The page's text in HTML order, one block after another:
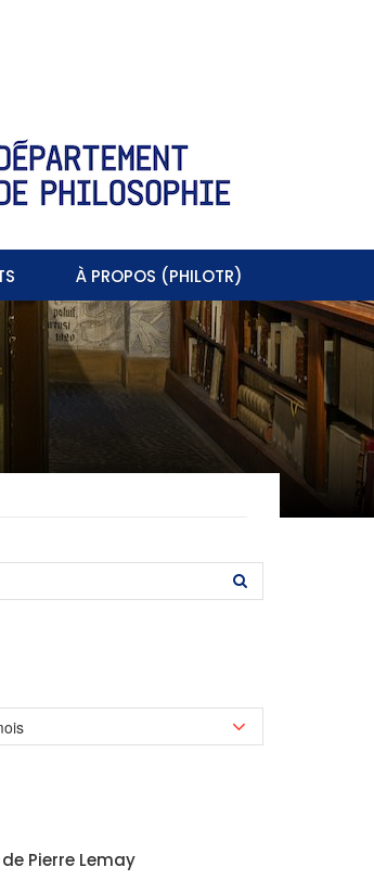
À PROPOS (PHILOTR)
Pierre Lemay